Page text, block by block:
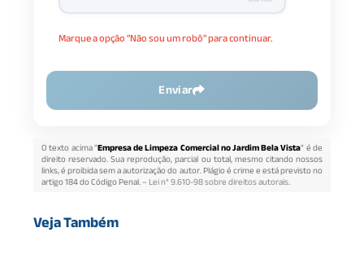
Marque a opção "Não sou um robô" para continuar.
Enviar
O texto acima "Empresa de Limpeza Comercial no Jardim Bela Vista" é de
direito reservado. Sua reprodução, parcial ou total, mesmo citando nossos
links, é proibida sem a autorização do autor. Plágio é crime e está previsto no
artigo 184 do Código Penal. –Lei n° 9.610-98 sobre direitos autorais.
Veja Também